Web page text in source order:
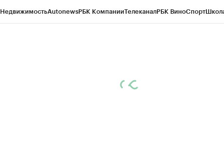
НедвижимостьAutonewsРБК КомпанииТелеканалРБК ВиноСпорт